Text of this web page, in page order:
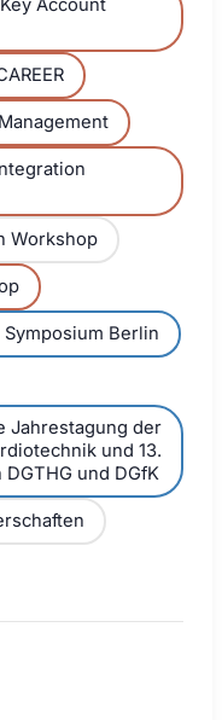
Account
Workshop
Berlin
Jahrestagung der
und 13.
und DGfK